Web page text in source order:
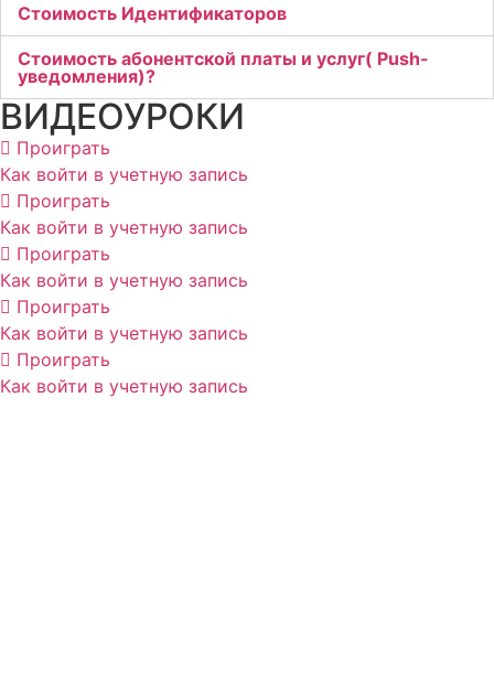
Стоимость Идентификаторов
Стоимость абонентской платы и услуг( Push-
уведомления)?
ВИДЕОУРОКИ
Проиграть
Как войти в учетную запись
Проиграть
Как войти в учетную запись
Проиграть
Как войти в учетную запись
Проиграть
Как войти в учетную запись
Проиграть
Как войти в учетную запись